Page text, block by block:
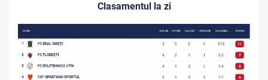
Clasamentul la zi